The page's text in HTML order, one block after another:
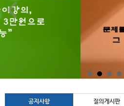
공지사항 질의게시판